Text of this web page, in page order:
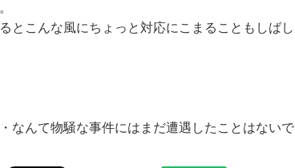
とこんな風にちょっと対応にこまることもしばし
なんて物騒な事件にはまだ遭遇したことはないで